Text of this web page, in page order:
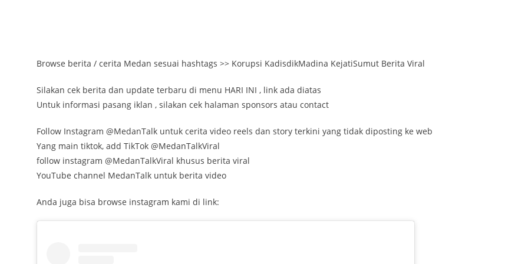
Browse berita / cerita Medan sesuai hashtags >> Korupsi KadisdikMadina KejatiSumut Berita Viral
Silakan cek berita dan update terbaru di menu HARI INI , link ada diatas
Untuk informasi pasang iklan , silakan cek halaman sponsors atau contact
Follow Instagram @MedanTalk untuk cerita video reels dan story terkini yang tidak diposting ke web
Yang main tiktok, add TikTok @MedanTalkViral
follow instagram @MedanTalkViral khusus berita viral
YouTube channel MedanTalk untuk berita video
Anda juga bisa browse instagram kami di link: